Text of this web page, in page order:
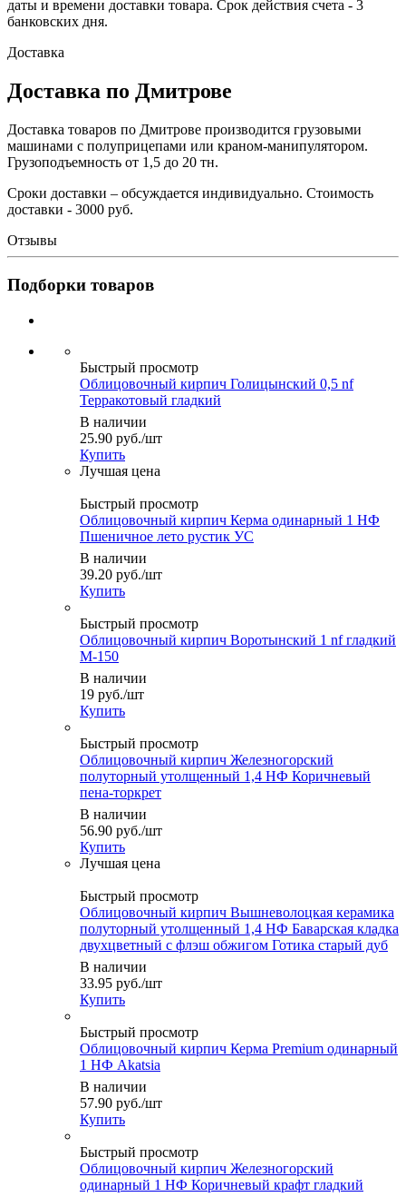
даты и времени доставки товара. Срок действия счета - 3
банковских дня.
Доставка
Доставка по Дмитрове
Доставка товаров по Дмитрове производится грузовыми
машинами с полуприцепами или краном-манипулятором.
Грузоподъемность от 1,5 до 20 тн.
Сроки доставки – обсуждается индивидуально. Стоимость
доставки - 3000 руб.
Отзывы
Подборки товаров
Быстрый просмотр
Облицовочный кирпич Голицынский 0,5 nf
Терракотовый гладкий
В наличии
25.90 руб./шт
Купить
Быстрый просмотр
Облицовочный кирпич Керма одинарный 1 НФ
Пшеничное лето рустик УС
В наличии
39.20 руб./шт
Купить
Быстрый просмотр
Облицовочный кирпич Воротынский 1 nf гладкий
М-150
В наличии
19 руб./шт
Купить
Быстрый просмотр
Облицовочный кирпич Железногорский
полуторный утолщенный 1,4 НФ Коричневый
пена-торкрет
В наличии
56.90 руб./шт
Купить
Быстрый просмотр
Облицовочный кирпич Вышневолоцкая керамика
полуторный утолщенный 1,4 НФ Баварская кладка
двухцветный с флэш обжигом Готика старый дуб
В наличии
33.95 руб./шт
Купить
Быстрый просмотр
Облицовочный кирпич Керма Premium одинарный
1 НФ Akatsia
В наличии
57.90 руб./шт
Купить
Быстрый просмотр
Облицовочный кирпич Железногорский
одинарный 1 НФ Коричневый крафт гладкий